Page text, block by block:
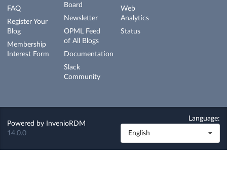
FAQ
Register Your
Blog
Membership
Interest Form
Board
Newsletter
OPML Feed
of All Blogs
Documentation
Slack
Community
Web
Analytics
Status
Powered by
InvenioRDM
14.0.0
Language:
English